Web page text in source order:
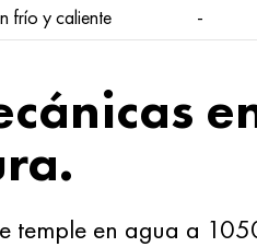
frío y caliente -
temple en agua a